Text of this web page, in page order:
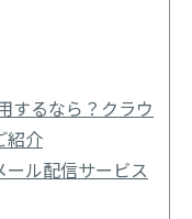
するなら？クラウ
紹介
ール配信サービス